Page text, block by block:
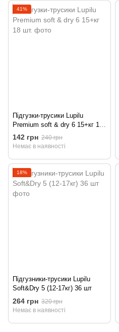
41%
Підгузки-трусики Lupilu
Premium soft & dry 6 15+кг 18
шт.
142 грн 240 грн
Немає в наявності
18%
Підгузники-трусики Lupilu
Soft&Dry 5 (12-17кг) 36 шт
264 грн 320 грн
Немає в наявності